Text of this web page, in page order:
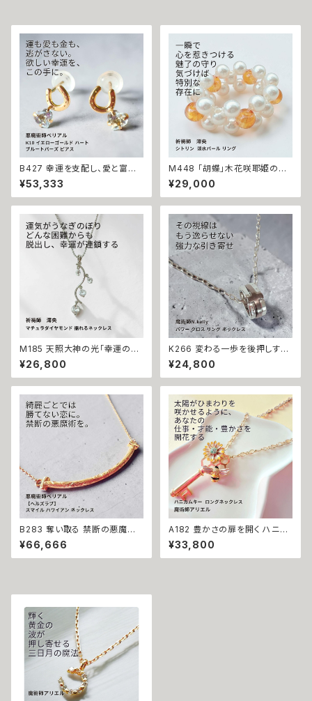
B427 幸運を支配し、愛と富を
引き寄せる 悪魔の馬蹄 K10 イ
エローゴールド ハート ブルート
パーズ ピアス 悪魔術師ベリアル
トーン10金 さくら チェリー 魔術
強力 悪魔術 黒魔術 おまじない
呪 本物 魔術師 金運 財運 収入
アップ 臨時収入 略奪 ライバル
縁結び お守り 開運
¥53,333
M448 「胡蝶」木花咲耶姫の愛
の祈り パール シトリン リング
運気上昇 成功 出世 恋愛運 魅
力運 縁結び お守り 御守り おま
願望成就 開運 開運グッズ 恋愛
成就 引き寄せ 運命 成功運 人
間関係 良縁 良縁成就 人気運
魅了 モテ 運気 恋愛 おまもり
¥29,000
M185 天照大神の光「幸運の連
鎖」運が味方し誰もがあなたを
応援 大開運 成功・金運・良縁 マ
チュラダイヤモンド 揺れるネッ
パワーストーン 天然石 ご利益
お守り 霊感霊視 スピリチュアル
強運 神社 神様
¥26,800
K266 変わる一歩を後押しする
【強力な引き寄せ】アフロディテ
の神秘パワー クロス リング ネ
ックレス｜復縁・片思い成就 N.
結び 魅力アップ エネルギー 魅
力 魔力 魔術 白魔術 願い 叶う
結び 開運 強運 本物 パワースト
ーン お守り 強力 男女兼用
¥24,800
B283 奪い取る 禁断の悪魔術
恋の勝者になれる 縁切り【ヘル
ズラブ】スマイル ハワイアン ネ
ックレス ステンレス 悪魔術師
ト 強力 排除 略奪愛 成就
¥66,666
A182 豊かさの扉を開く ハニカ
ムキー 太陽開花の仕事運・生業
守護 才能開花 ロングネックレ
ス 魔術師アリエル 魔術 金運 仕
¥33,800